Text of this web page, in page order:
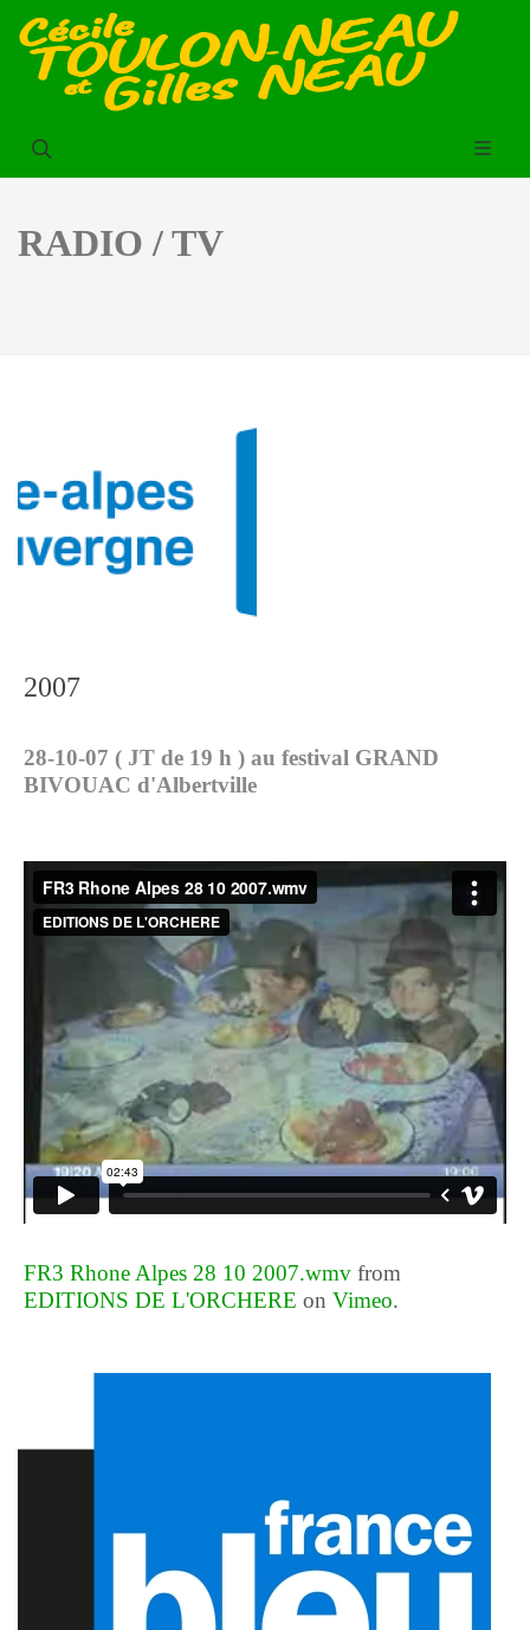
RADIO / TV
2007
28-10-07 ( JT de 19 h ) au festival GRAND
BIVOUAC d'Albertville
FR3 Rhone Alpes 28 10 2007.wmv from
EDITIONS DE L'ORCHERE on Vimeo.